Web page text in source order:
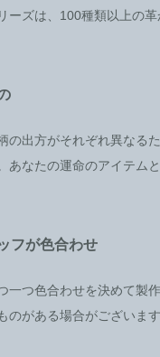
ーズは、100種類以上の革
の出方がそれぞれ異なる
あなたの運命のアイテム
フが色合わせ
一つ色合わせを決めて製
のがある場合がございま